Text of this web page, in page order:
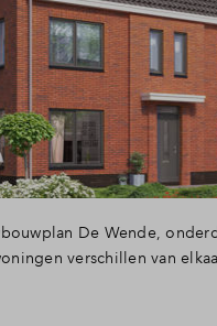
De Wende,
verschillen van